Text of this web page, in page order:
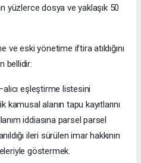
yüzlerce dosya ve yaklaşık 50
ve eski yönetime iftira atıldığını
bellidir:
eşleştirme listesini
alanın tapu kayıtlarını
iddiasına parsel parsel
ileri sürülen imar hakkının
göstermek.